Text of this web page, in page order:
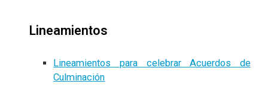
Lineamientos
Lineamientos para celebrar Acuerdos de
Culminación